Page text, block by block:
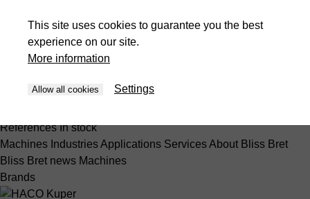
ReferencesIn stock
Presses
MachinesIndustriesApplications
ReferencesIn stock
Machines IndustriesApplications ServicesAbout Bliss Bret
Bliss Bret news Machines
Brands
This site uses cookies to guarantee you the best
experience on our site.
More information
Allow all cookies Settings